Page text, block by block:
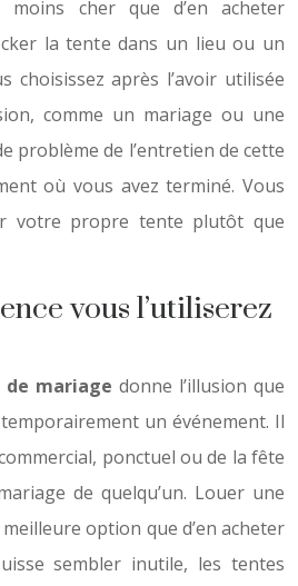
moins cher que d’en acheter
la tente dans un lieu ou un
choisissez après l’avoir utilisée
comme un mariage ou une
problème de l’entretien de cette
où vous avez terminé. Vous
votre propre tente plutôt que
vous l’utiliserez
mariage donne l’illusion que
un événement. Il
ponctuel ou de la fête
de quelqu’un. Louer une
option que d’en acheter
sembler inutile, les tentes